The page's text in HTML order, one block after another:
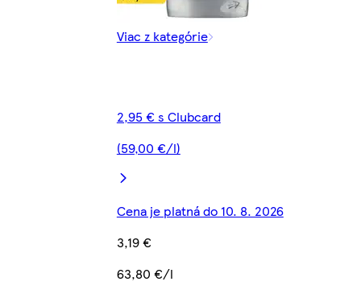
Viac z kategórie
2,95 € s Clubcard
(59,00 €/l)
Cena je platná do 10. 8. 2026
3,19 €
63,80 €/l